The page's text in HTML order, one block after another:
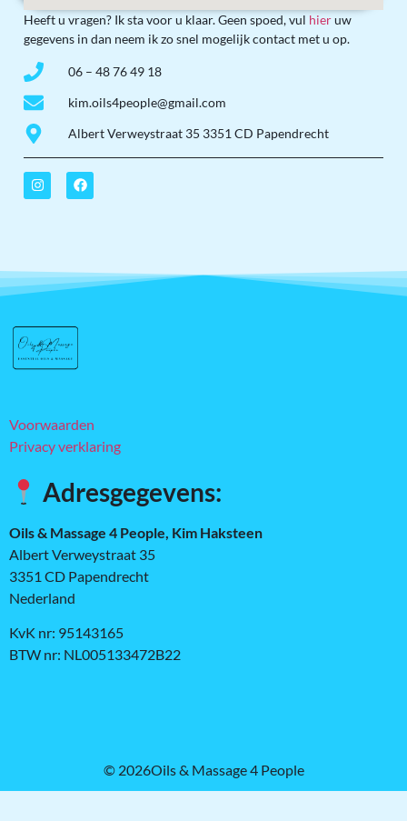
Heeft u vragen? Ik sta voor u klaar. Geen spoed, vul hieruw
gegevens in dan neem ik zo snel mogelijk contact met u op.
06 – 48 76 49 18
kim.oils4people@gmail.com
Albert Verweystraat 35 3351 CD Papendrecht
Voorwaarden
Privacy verklaring
Adresgegevens:
Oils & Massage 4 People, Kim Haksteen
Albert Verweystraat 35
3351 CD Papendrecht
Nederland
KvK nr: 95143165
BTW nr: NL005133472B22
© 2026Oils & Massage 4 People